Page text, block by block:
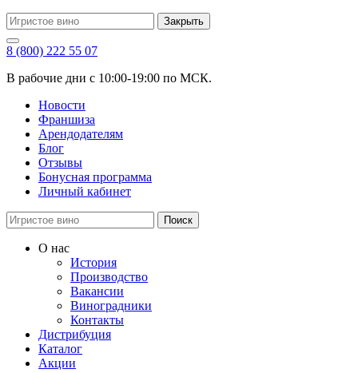
Закрыть
8 (800) 222 55 07
В рабочие дни с 10:00-19:00 по МСК.
Новости
Франшиза
Арендодателям
Блог
Отзывы
Бонусная программа
Личный кабинет
Поиск
О нас
История
Производство
Вакансии
Виноградники
Контакты
Дистрибуция
Каталог
Акции